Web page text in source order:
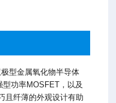
型金属氧化物半导体
型功率MOSFET，以及
且纤薄的外观设计有助